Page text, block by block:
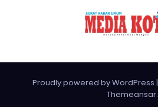
Proudly powered by WordPress |
Themeansar.